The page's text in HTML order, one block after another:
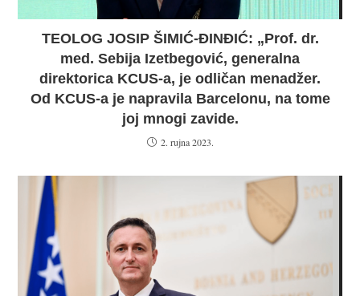
TEOLOG JOSIP ŠIMIĆ-ĐINĐIĆ: „Prof. dr.
med. Sebija Izetbegović, generalna
direktorica KCUS-a, je odličan menadžer.
Od KCUS-a je napravila Barcelonu, na tome
joj mnogi zavide.
2. rujna 2023.